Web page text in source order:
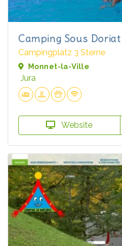
Camping Sous Doriat
Campingplatz 3 Sterne
Monnet-la-Ville
Jura
Website